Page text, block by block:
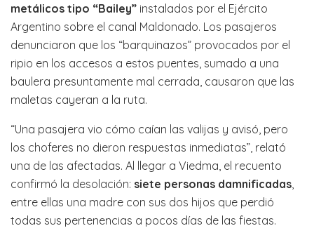
metálicos tipo “Bailey” instalados por el Ejército
Argentino sobre el canal Maldonado. Los pasajeros
denunciaron que los “barquinazos” provocados por el
ripio en los accesos a estos puentes, sumado a una
baulera presuntamente mal cerrada, causaron que las
maletas cayeran a la ruta.
“Una pasajera vio cómo caían las valijas y avisó, pero
los choferes no dieron respuestas inmediatas”, relató
una de las afectadas. Al llegar a Viedma, el recuento
confirmó la desolación: siete personas damnificadas
entre ellas una madre con sus dos hijos que perdió
todas sus pertenencias a pocos días de las fiestas.